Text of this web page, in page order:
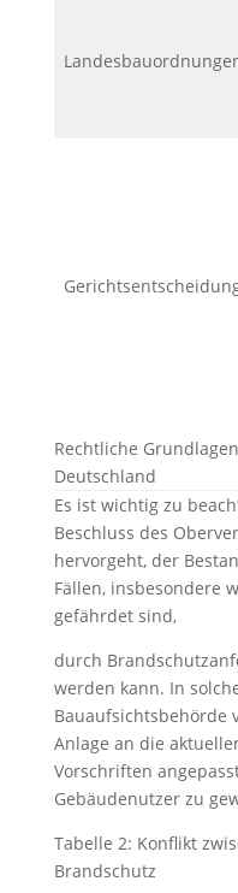
Rechtliche
Deutschland
Es ist wichtig zu
Beschluss des
hervorgeht, der
Fällen, insbesondere
gefährdet sind,
durch
werden kann. In
Bauaufsichtsbehörde
Anlage an die
Vorschriften
Gebäudenutzer zu
Tabelle 2: Konflikt
Brandschutz